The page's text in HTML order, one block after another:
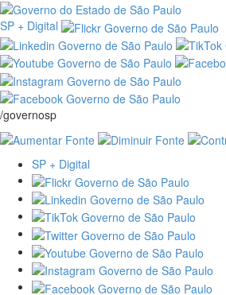
SP + Digital
/governosp
SP + Digital